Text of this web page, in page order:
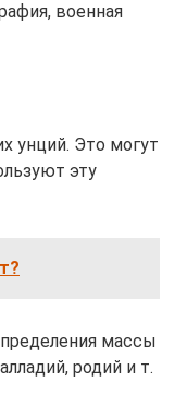
военная
унций. Это могут
эту
массы
родий и т.